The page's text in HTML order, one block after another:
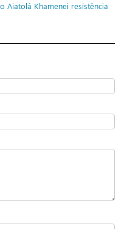
Aiatolá Khamenei resistência